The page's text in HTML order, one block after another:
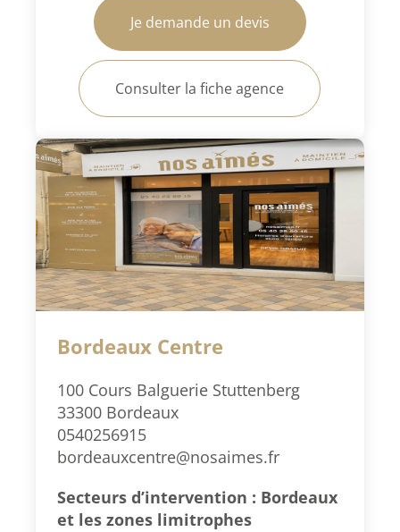
Je demande un devis
Consulter la fiche agence
Bordeaux Centre
100 Cours Balguerie Stuttenberg
33300 Bordeaux
0540256915
bordeauxcentre@nosaimes.fr
Secteurs d’intervention : Bordeaux
et les zones limitrophes